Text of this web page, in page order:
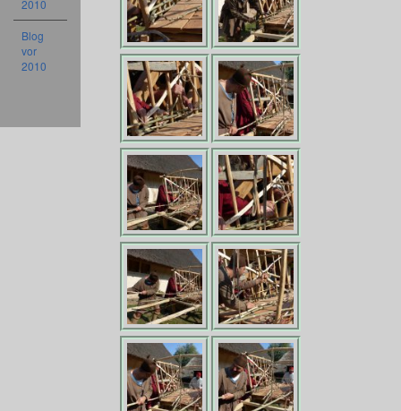
2010
Blog
vor
2010